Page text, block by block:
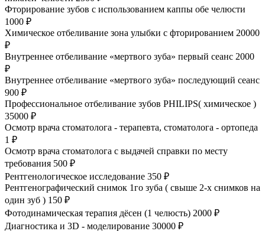
Фторирование зубов с использованием каппы обе челюсти
1000 ₽
Химическое отбеливание зона улыбки с фторированием 20000
₽
Внутреннее отбеливание «мертвого зуба» первый сеанс 2000
₽
Внутреннее отбеливание «мертвого зуба» последующий сеанс
900 ₽
Профессиональное отбеливание зубов РHILIPS( химическое )
35000 ₽
Осмотр врача стоматолога - терапевта, стоматолога - ортопеда
1 ₽
Осмотр врача стоматолога с выдачей справки по месту
требования 500 ₽
Рентгенологическое исследование 350 ₽
Рентгенографический снимок 1го зуба ( свыше 2-х снимков на
один зуб ) 150 ₽
Фотодинамическая терапия дёсен (1 челюсть) 2000 ₽
Диагностика и 3D - моделирование 30000 ₽